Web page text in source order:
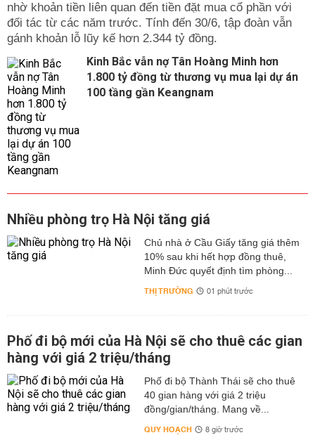
nhờ khoản tiền liên quan đến tiền đặt mua cổ phần với
đối tác từ các năm trước. Tính đến 30/6, tập đoàn vẫn
gánh khoản lỗ lũy kế hơn 2.344 tỷ đồng.
Kinh Bắc vẫn nợ Tân Hoàng Minh hơn
1.800 tỷ đồng từ thương vụ mua lại dự án
100 tầng gần Keangnam
Nhiều phòng trọ Hà Nội tăng giá
Chủ nhà ở Cầu Giấy tăng giá thêm
10% sau khi hết hợp đồng thuê,
Minh Đức quyết định tìm phòng...
THỊ TRƯỜNG 01 phút trước
Phố đi bộ mới của Hà Nội sẽ cho thuê các gian
hàng với giá 2 triệu/tháng
Phố đi bộ Thành Thái sẽ cho thuê
40 gian hàng với giá 2 triệu
đồng/gian/tháng. Mang về...
QUY HOẠCH 8 giờ trước